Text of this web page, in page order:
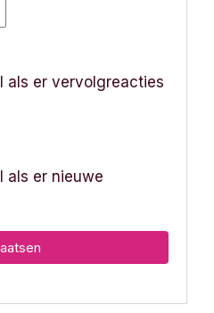
als er vervolgreacties
als er nieuwe